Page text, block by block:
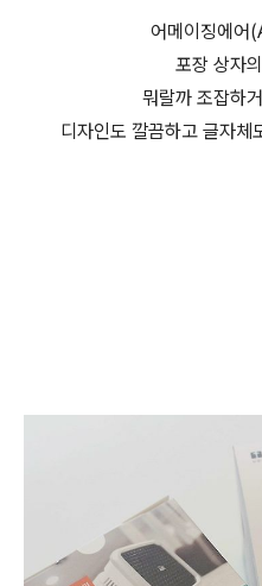
어메이징에어
포장 상자
뭐랄까 조잡하
디자인도 깔끔하고 글자체